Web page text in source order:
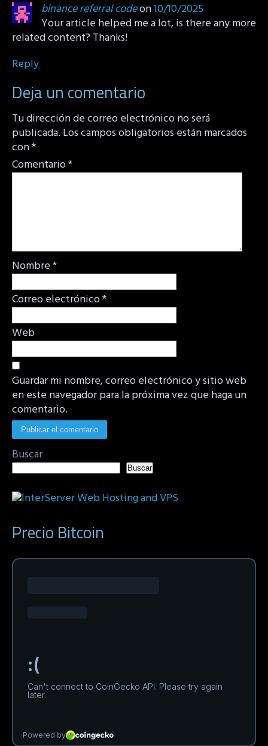
binance referral codeon10/10/2025
Your article helped me a lot, is there any more
related content? Thanks!
Reply
Deja un comentario
Tu dirección de correo electrónico no será
publicada. Los campos obligatorios están marcados
con*
Comentario*
Nombre*
Correo electrónico*
Web
Guardar mi nombre, correo electrónico y sitio web
en este navegador para la próxima vez que haga un
comentario.
Buscar
Buscar
Precio Bitcoin